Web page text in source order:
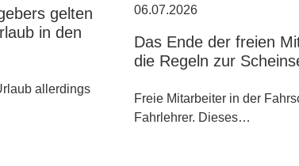
gelten
in den
allerdings
06.07.2026
Das Ende der freien
die Regeln zur
Freie Mitarbeiter in der
Fahrlehrer. Dieses…